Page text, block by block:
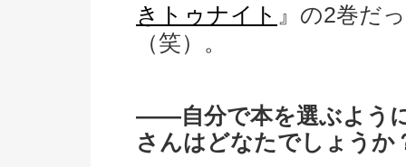
きトゥナイト 』の2巻だ
（笑）。
――自分で本を選ぶよう
さんはどなたでしょうか